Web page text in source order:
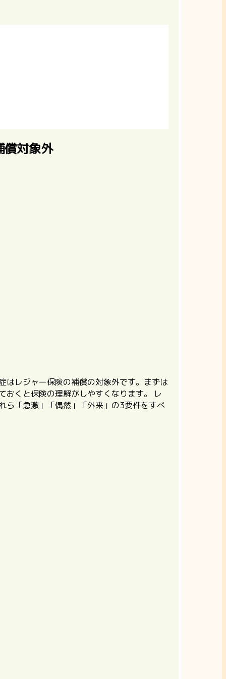
償対象外
はレジャー保険の補償の対象外です。 まずは
おくと保険の理解がしやすくなります。 レ
ら「急激」「偶然」「外来」の3要件をすべ